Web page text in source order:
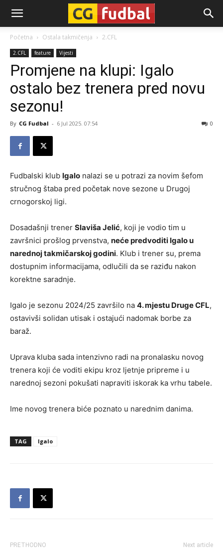
CG-
Fudbal
Početna Ostala takmičenja 2.CFL
2.CFL feature Vijesti
Promjene na klupi: Igalo
ostalo bez trenera pred novu
sezonu!
By CG Fudbal - 6 Jul 2025. 07:54 0
Fudbalski klub Igalo nalazi se u potrazi za novim šefom
stručnog štaba pred početak nove sezone u Drugoj
crnogorskoj ligi.
Dosadašnji trener Slaviša Jelić, koji je vodio tim u
završnici prošlog prvenstva, neće predvoditi Igalo u
narednoj takmičarskoj godini. Klub i trener su, prema
dostupnim informacijama, odlučili da se raziđu nakon
korektne saradnje.
Igalo je sezonu 2024/25 završilo na 4. mjestu Druge CFL,
ostavivši solidan utisak i ostajući nadomak borbe za
baraž.
Uprava kluba sada intenzivno radi na pronalasku novog
trenera koji će voditi ekipu kroz ljetnje pripreme i u
narednoj sezoni pokušati napraviti iskorak ka vrhu tabele.
Ime novog trenera biće poznato u narednim danima.
TAG Igalo
PRETHODNO Next article